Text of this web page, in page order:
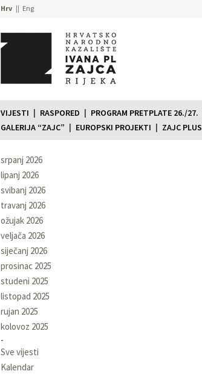
Hrv Eng
VIJESTI RASPORED PROGRAM PRETPLATE 26./27.
GALERIJA “ZAJC”
EUROPSKI PROJEKTI ZAJC PLUS
srpanj 2026
lipanj 2026
svibanj 2026
travanj 2026
ožujak 2026
veljača 2026
siječanj 2026
prosinac 2025
studeni 2025
listopad 2025
rujan 2025
kolovoz 2025
Sve vijesti
Kalendar